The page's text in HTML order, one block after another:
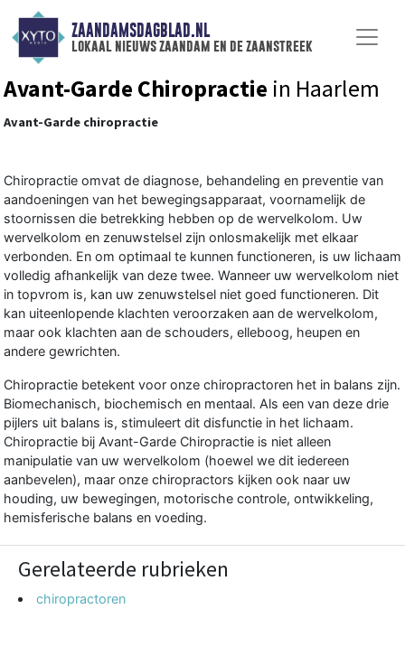
ZAANDAMSDAGBLAD.NL
lokaal nieuws zaandam en de zaanstreek
Avant-Garde Chiropractie in Haarlem
Avant-Garde chiropractie
Chiropractie omvat de diagnose, behandeling en preventie van
aandoeningen van het bewegingsapparaat, voornamelijk de
stoornissen die betrekking hebben op de wervelkolom. Uw
wervelkolom en zenuwstelsel zijn onlosmakelijk met elkaar
verbonden. En om optimaal te kunnen functioneren, is uw lichaam
volledig afhankelijk van deze twee. Wanneer uw wervelkolom niet
in topvrom is, kan uw zenuwstelsel niet goed functioneren. Dit
kan uiteenlopende klachten veroorzaken aan de wervelkolom,
maar ook klachten aan de schouders, elleboog, heupen en
andere gewrichten.
Chiropractie betekent voor onze chiropractoren het in balans zijn.
Biomechanisch, biochemisch en mentaal. Als een van deze drie
pijlers uit balans is, stimuleert dit disfunctie in het lichaam.
Chiropractie bij Avant-Garde Chiropractie is niet alleen
manipulatie van uw wervelkolom (hoewel we dit iedereen
aanbevelen), maar onze chiropractors kijken ook naar uw
houding, uw bewegingen, motorische controle, ontwikkeling,
hemisferische balans en voeding.
Gerelateerde rubrieken
chiropractoren